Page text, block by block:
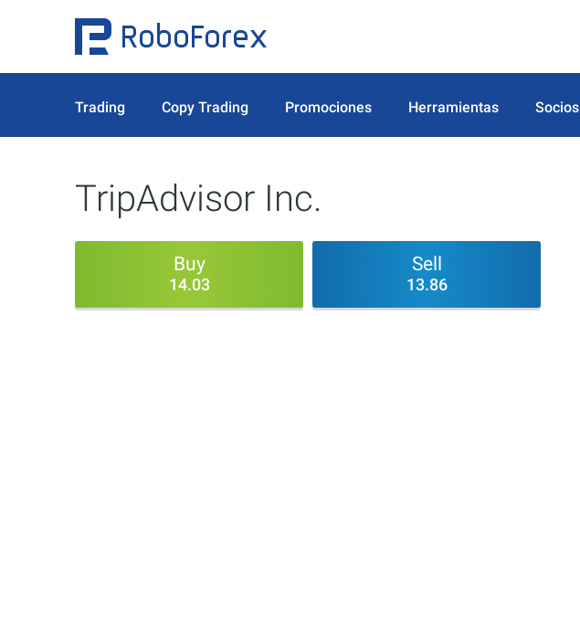
Trading Copy Trading Promociones Herramientas Socios
TripAdvisor Inc.
Buy
14.03
Sell
13.86